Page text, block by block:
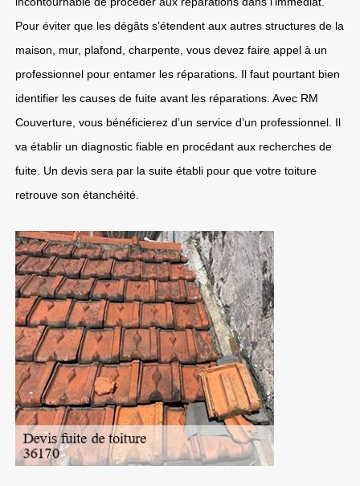
Pour éviter que les dégâts s’étendent aux autres structures de la
maison, mur, plafond, charpente, vous devez faire appel à un
professionnel pour entamer les réparations. Il faut pourtant bien
identifier les causes de fuite avant les réparations. Avec RM
Couverture, vous bénéficierez d’un service d’un professionnel. Il
va établir un diagnostic fiable en procédant aux recherches de
fuite. Un devis sera par la suite établi pour que votre toiture
retrouve son étanchéité.